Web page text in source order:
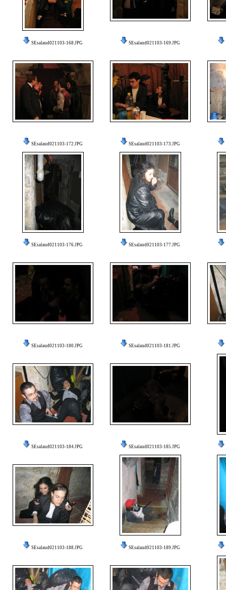
SEsalaud021103-168.JPG SEsalaud021103-169.JPG
SEsalaud021103-172.JPG SEsalaud021103-173.JPG
SEsalaud021103-176.JPG SEsalaud021103-177.JPG
SEsalaud021103-180.JPG SEsalaud021103-181.JPG
SEsalaud021103-184.JPG SEsalaud021103-185.JPG
SEsalaud021103-188.JPG SEsalaud021103-189.JPG